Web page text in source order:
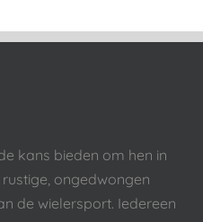
kans bieden om hen in
ongedwongen
de wielersport. Iedereen